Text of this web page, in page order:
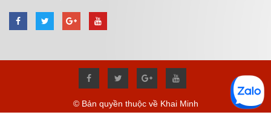
© Bản quyền thuộc về Khai Minh